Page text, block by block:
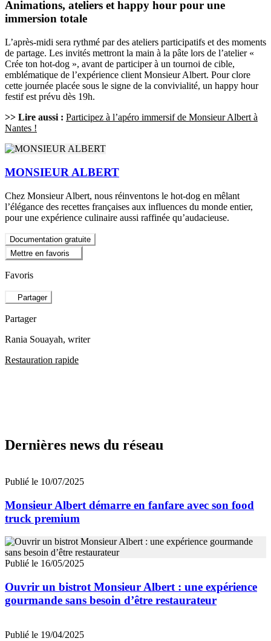
Animations, ateliers et happy hour pour une
immersion totale
L’après-midi sera rythmé par des ateliers participatifs et des moments
de partage. Les invités mettront la main à la pâte lors de l’atelier «
Crée ton hot-dog », avant de participer à un tournoi de cible,
emblématique de l’expérience client Monsieur Albert. Pour clore
cette journée placée sous le signe de la convivialité, un happy hour
festif est prévu dès 19h.
>> Lire aussi : Participez à l’apéro immersif de Monsieur Albert à
Nantes !
MONSIEUR ALBERT
Chez Monsieur Albert, nous réinventons le hot-dog en mêlant
l’élégance des recettes françaises aux influences du monde entier,
pour une expérience culinaire aussi raffinée qu’audacieuse.
Documentation gratuite
Mettre en favoris
Favoris
Partager
Partager
Rania Souayah, writer
Restauration rapide
Dernières news du réseau
Publié le 10/07/2025
Monsieur Albert démarre en fanfare avec son food
truck premium
Publié le 16/05/2025
Ouvrir un bistrot Monsieur Albert : une expérience
gourmande sans besoin d’être restaurateur
Publié le 19/04/2025